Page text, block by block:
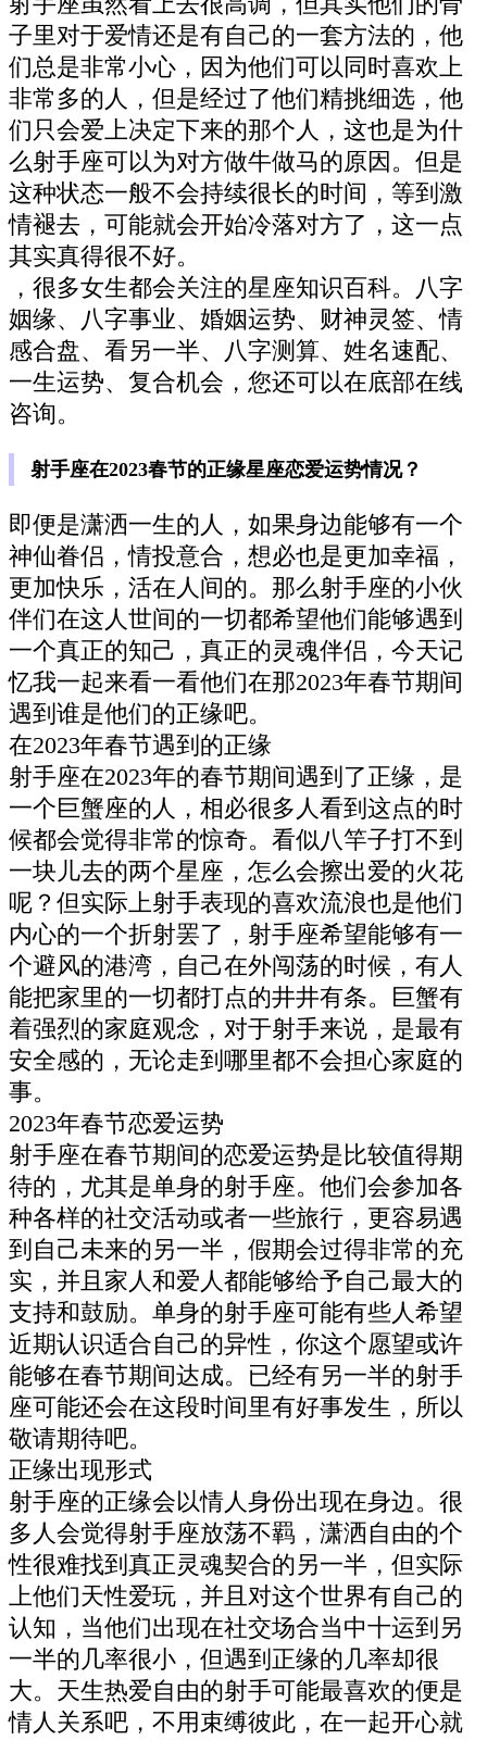
子里对于爱情还是有自己的一套方法的，他
们总是非常小心，因为他们可以同时喜欢上
非常多的人，但是经过了他们精挑细选，他
们只会爱上决定下来的那个人，这也是为什
么射手座可以为对方做牛做马的原因。但是
这种状态一般不会持续很长的时间，等到激
情褪去，可能就会开始冷落对方了，这一点
其实真得很不好。
，很多女生都会关注的星座知识百科。八字
姻缘、八字事业、婚姻运势、财神灵签、情
感合盘、看另一半、八字测算、姓名速配、
一生运势、复合机会，您还可以在底部在线
咨询。
射手座在2023春节的正缘星座恋爱运势情况？
即便是潇洒一生的人，如果身边能够有一个
神仙眷侣，情投意合，想必也是更加幸福，
更加快乐，活在人间的。那么射手座的小伙
伴们在这人世间的一切都希望他们能够遇到
一个真正的知己，真正的灵魂伴侣，今天记
忆我一起来看一看他们在那2023年春节期间
遇到谁是他们的正缘吧。
在2023年春节遇到的正缘
射手座在2023年的春节期间遇到了正缘，是
一个巨蟹座的人，相必很多人看到这点的时
候都会觉得非常的惊奇。看似八竿子打不到
一块儿去的两个星座，怎么会擦出爱的火花
呢？但实际上射手表现的喜欢流浪也是他们
内心的一个折射罢了，射手座希望能够有一
个避风的港湾，自己在外闯荡的时候，有人
能把家里的一切都打点的井井有条。巨蟹有
着强烈的家庭观念，对于射手来说，是最有
安全感的，无论走到哪里都不会担心家庭的
事。
2023年春节恋爱运势
射手座在春节期间的恋爱运势是比较值得期
待的，尤其是单身的射手座。他们会参加各
种各样的社交活动或者一些旅行，更容易遇
到自己未来的另一半，假期会过得非常的充
实，并且家人和爱人都能够给予自己最大的
支持和鼓励。单身的射手座可能有些人希望
近期认识适合自己的异性，你这个愿望或许
能够在春节期间达成。已经有另一半的射手
座可能还会在这段时间里有好事发生，所以
敬请期待吧。
正缘出现形式
射手座的正缘会以情人身份出现在身边。很
多人会觉得射手座放荡不羁，潇洒自由的个
性很难找到真正灵魂契合的另一半，但实际
上他们天性爱玩，并且对这个世界有自己的
认知，当他们出现在社交场合当中十运到另
一半的几率很小，但遇到正缘的几率却很
大。天生热爱自由的射手可能最喜欢的便是
情人关系吧，不用束缚彼此，在一起开心就